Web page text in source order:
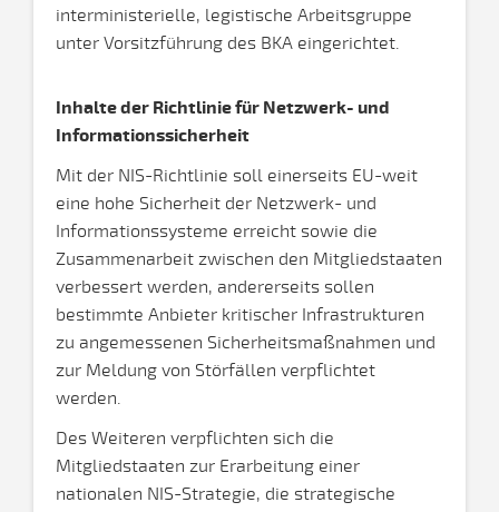
interministerielle, legistische Arbeitsgruppe
unter Vorsitzführung des BKA eingerichtet.
Inhalte der Richtlinie für Netzwerk- und
Informationssicherheit
Mit der NIS-Richtlinie soll einerseits EU-weit
eine hohe Sicherheit der Netzwerk- und
Informationssysteme erreicht sowie die
Zusammenarbeit zwischen den Mitgliedstaaten
verbessert werden, andererseits sollen
bestimmte Anbieter kritischer Infrastrukturen
zu angemessenen Sicherheitsmaßnahmen und
zur Meldung von Störfällen verpflichtet
werden.
Des Weiteren verpflichten sich die
Mitgliedstaaten zur Erarbeitung einer
nationalen NIS-Strategie, die strategische